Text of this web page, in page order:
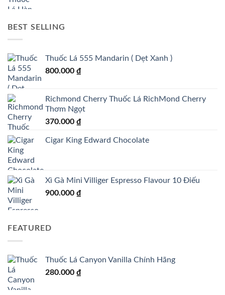
BEST SELLING
Thuốc Lá 555 Mandarin ( Dẹt Xanh )
800.000 ₫
Richmond Cherry Thuốc Lá RichMond Cherry
Thơm Ngọt
370.000 ₫
Cigar King Edward Chocolate
Xì Gà Mini Villiger Espresso Flavour 10 Điếu
900.000 ₫
FEATURED
Thuốc Lá Canyon Vanilla Chính Hãng
280.000 ₫